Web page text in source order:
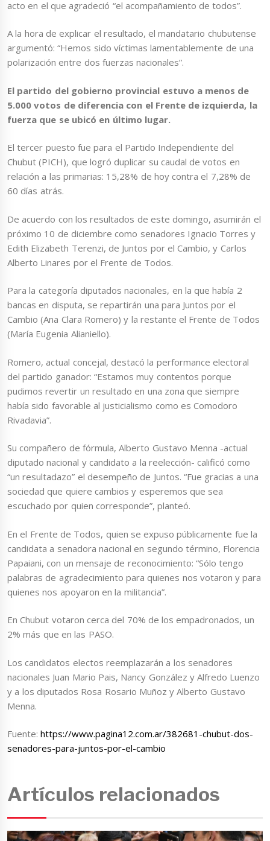
acto en el que agradeció “el acompañamiento de todos”.
A la hora de explicar el resultado, el mandatario chubutense
argumentó: “Hemos sido víctimas lamentablemente de una
polarización entre dos fuerzas nacionales”.
El partido del gobierno provincial estuvo a menos de
5.000 votos de diferencia con el Frente de izquierda, la
fuerza que se ubicó en último lugar.
El tercer puesto fue para el Partido Independiente del
Chubut (PICH), que logró duplicar su caudal de votos en
relación a las primarias: 15,28% de hoy contra el 7,28% de
60 días atrás.
De acuerdo con los resultados de este domingo, asumirán el
próximo 10 de diciembre como senadores Ignacio Torres y
Edith Elizabeth Terenzi, de Juntos por el Cambio, y Carlos
Alberto Linares por el Frente de Todos.
Para la categoría diputados nacionales, en la que había 2
bancas en disputa, se repartirán una para Juntos por el
Cambio (Ana Clara Romero) y la restante el Frente de Todos
(María Eugenia Alianiello).
Romero, actual concejal, destacó la performance electoral
del partido ganador: “Estamos muy contentos porque
pudimos revertir un resultado en una zona que siempre
había sido favorable al justicialismo como es Comodoro
Rivadavia”.
Su compañero de fórmula, Alberto Gustavo Menna -actual
diputado nacional y candidato a la reelección- calificó como
“un resultadazo” el desempeño de Juntos. “Fue gracias a una
sociedad que quiere cambios y esperemos que sea
escuchado por quien corresponde”, planteó.
En el Frente de Todos, quien se expuso públicamente fue la
candidata a senadora nacional en segundo término, Florencia
Papaiani, con un mensaje de reconocimiento: “Sólo tengo
palabras de agradecimiento para quienes nos votaron y para
quienes nos apoyaron en la militancia”.
En Chubut votaron cerca del 70% de los empadronados, un
2% más que en las PASO.
Los candidatos electos reemplazarán a los senadores
nacionales Juan Mario Pais, Nancy González y Alfredo Luenzo
y a los diputados Rosa Rosario Muñoz y Alberto Gustavo
Menna.
Fuente:https://www.pagina12.com.ar/382681-chubut-dos-
senadores-para-juntos-por-el-cambio
Artículos relacionados